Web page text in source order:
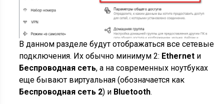
В данном разделе будут отображаться все сетевые
подключения. Их обычно минимум 2: Ethernet и
Беспроводная сеть, а на современных ноутбуках
еще бывают виртуальная (обозначается как
Беспроводная сеть 2) и Bluetooth.